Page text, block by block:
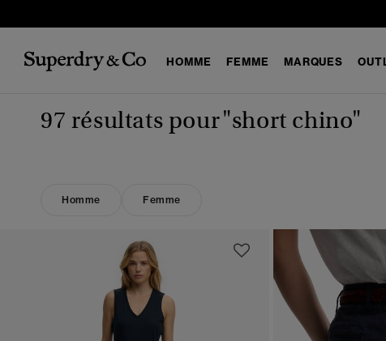
HOMME FEMME MARQUES
97 résultats pour"short chino"
Homme Femme